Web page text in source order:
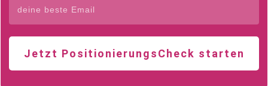
Jetzt PositionierungsCheck starten